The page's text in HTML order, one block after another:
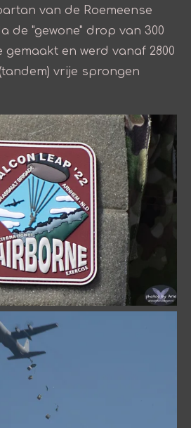
van de Roemeense
de "gewone" drop van 300
en werd vanaf 2800
vrije sprongen